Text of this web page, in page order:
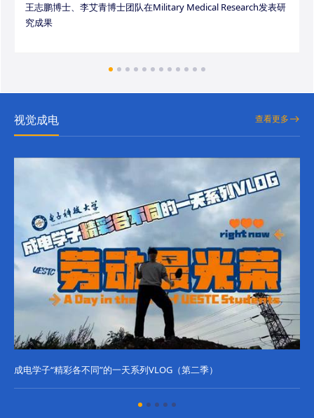
王志鹏博士、李艾青博士团队在Military Medical Research发表研
究成果
视觉成电 查看更多
成电学子“精彩各不同”的一天系列VLOG（第二季）